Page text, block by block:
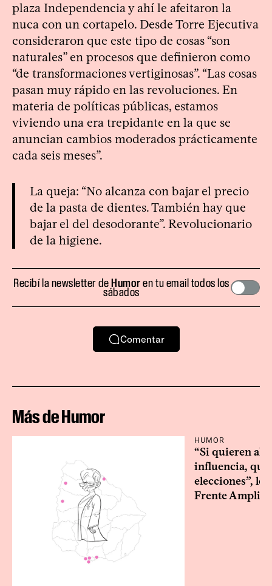
plaza Independencia y ahí le afeitaron la
nuca con un cortapelo. Desde Torre Ejecutiva
consideraron que este tipo de cosas “son
naturales” en procesos que definieron como
“de transformaciones vertiginosas”. “Las cosas
pasan muy rápido en las revoluciones. En
materia de políticas públicas, estamos
viviendo una era trepidante en la que se
anuncian cambios moderados prácticamente
cada seis meses”.
La queja: “No alcanza con bajar el precio
de la pasta de dientes. También hay que
bajar el del desodorante”. Revolucionario
de la higiene.
Recibí la newsletter deHumoren tu email todos los
sábados
Comentar
Más de Humor
HUMOR
“Si quieren
influencia, que
elecciones”, le
Frente Amplio